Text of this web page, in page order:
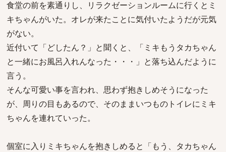
食堂の前を素通りし、リラクゼーションルームに行くとミ
キちゃんがいた。オレが来たことに気付いたようだが元気
がない。
近付いて「どしたん？」と聞くと、「ミキもうタカちゃん
と一緒にお風呂入れんなった・・・」と落ち込んだように
言う。
そんな可愛い事を言われ、思わず抱きしめそうになった
が、周りの目もあるので、そのままいつものトイレにミキ
ちゃんを連れていった。
個室に入りミキちゃんを抱きしめると「もう、タカちゃん